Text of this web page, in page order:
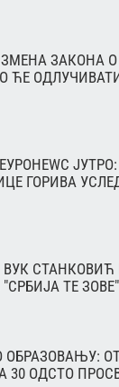
ЗАКОНА
ЋЕ
ГОРИВА
СТАНКОВИЋ
ТЕ ЗОВЕ"
30 ОДСТО